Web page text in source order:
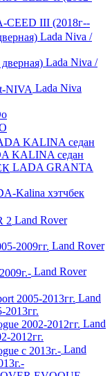
CEED III (2018г--
Lada Niva /
Lada Niva /
Lada Niva
KALINA седан
LADA GRANTA
Kalina хэтчбек
Land Rover
Land Rover
Land Rover
Land
2013гг.
Land
2012гг.
Land